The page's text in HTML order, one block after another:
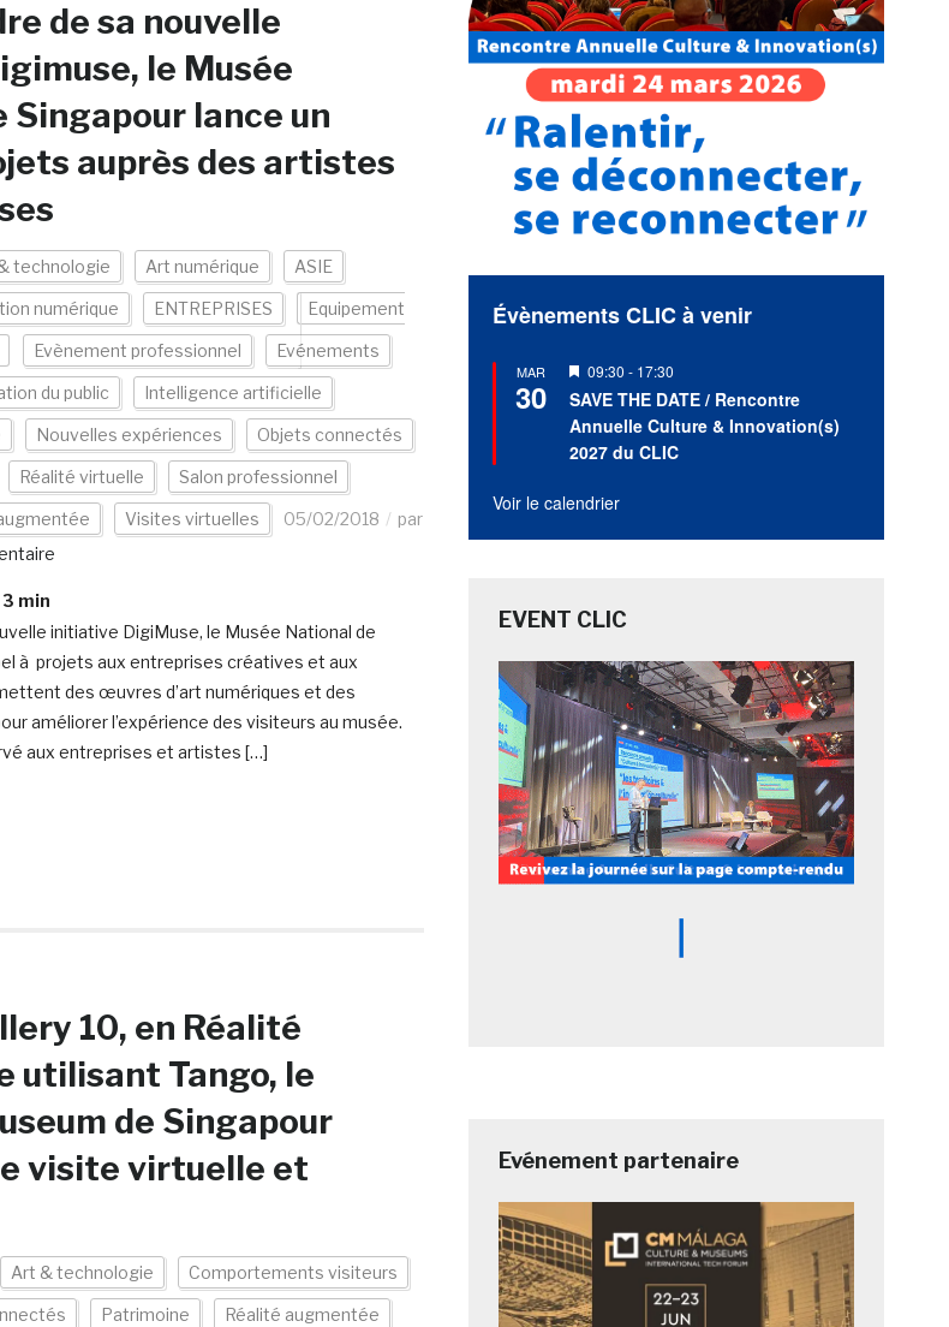
de sa nouvelle
le Musée
Singapour lance un
auprès des artistes
technologie Art numérique ASIE
numérique ENTREPRISES Equipement
Evènement professionnel Evénements
du public Intelligence artificielle
Nouvelles expériences Objets connectés
Réalité virtuelle Salon professionnel
Visites virtuelles 05/02/2018
par
3 min
initiative DigiMuse, le Musée National de
à projets aux entreprises créatives et aux
des œuvres d’art numériques et des
améliorer l’expérience des visiteurs au musée.
aux entreprises et artistes […]
10, en Réalité
utilisant Tango, le
de Singapour
visite virtuelle et
Art & technologie Comportements visiteurs
Patrimoine Réalité augmentée
Évènements CLIC à venir
MAR
30
Mis
en
avant
09:30 - 17:30
SAVE THE DATE / Rencontre
Annuelle Culture & Innovation(s)
2027 du CLIC
Voir le calendrier
EVENT CLIC
Evénement partenaire